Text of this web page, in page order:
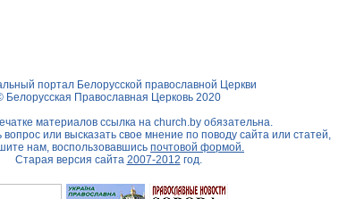
портал Белорусской православной Церкви
Белорусская Православная Церковь 2020
материалов ссылка на church.byобязательна.
вопрос или высказать свое мнение по поводу сайта или статей,
нам, воспользовавшись почтовой формой.
Старая версия сайта 2007-2012 год.